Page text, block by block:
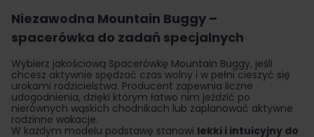
Niezawodna Mountain Buggy –
spacerówka do zadań specjalnych
Wybierz jakościową Spacerówkę Mountain Buggy, jeśli
chcesz aktywnie spędzać czas wolny i w pełni cieszyć się
urokami rodzicielstwa. Producent zapewnia liczne
udogodnienia, dzięki którym łatwo nim jeździć po
nierównych wąskich chodnikach lub zaplanować aktywne
rodzinne wakacje.
W każdym modelu podstawę stanowi lekki i intuicyjny do